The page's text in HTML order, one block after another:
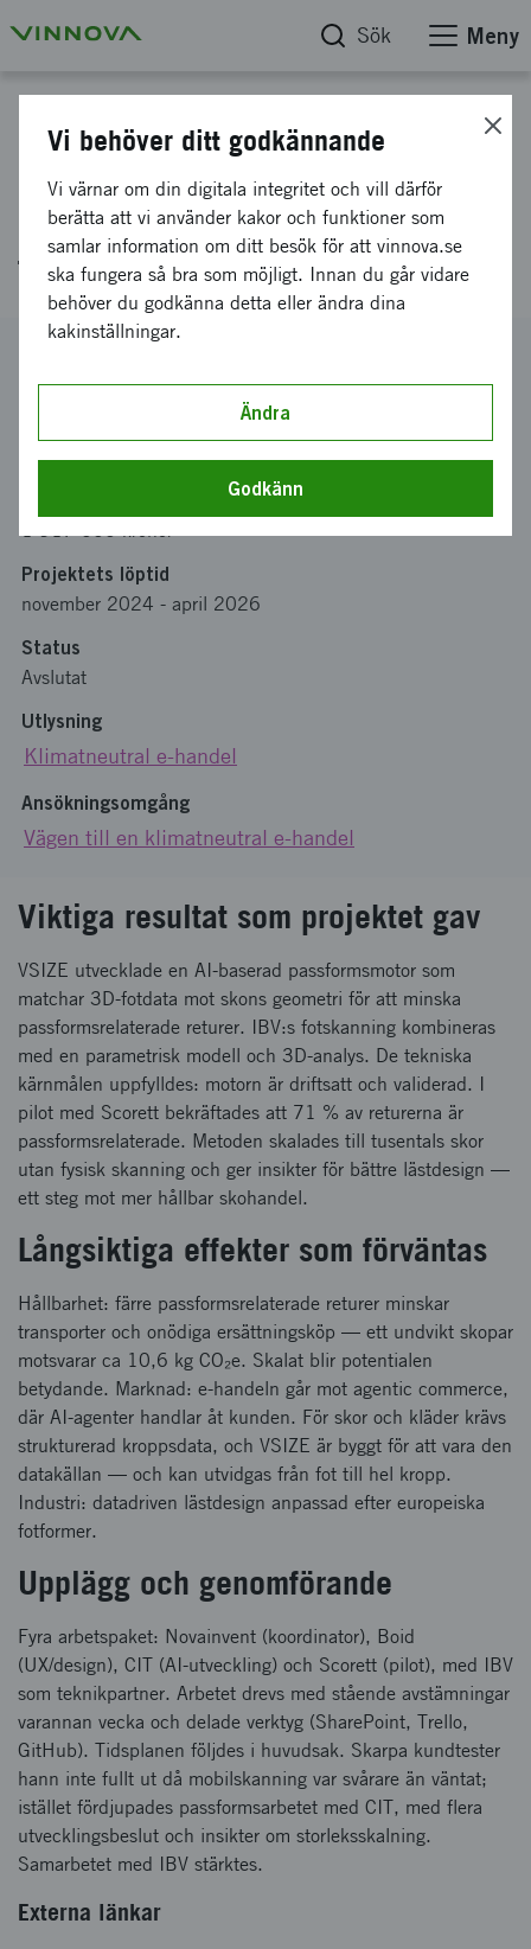
Sök Meny
Minska klimatavtrycken:
Hållbar e-handel med AI-
teknologi
2024-03463
Novainvent AB
1 917 000 kronor
Projektets löptid
november 2024 - april 2026
Status
Avslutat
Utlysning
Klimatneutral e-handel
Ansökningsomgång
Vägen till en klimatneutral e-handel
Viktiga resultat som projektet gav
VSIZE utvecklade en AI-baserad passformsmotor som
matchar 3D-fotdata mot skons geometri för att minska
passformsrelaterade returer. IBV:s fotskanning kombineras
med en parametrisk modell och 3D-analys. De tekniska
kärnmålen uppfylldes: motorn är driftsatt och validerad. I
pilot med Scorett bekräftades att 71 % av returerna är
passformsrelaterade. Metoden skalades till tusentals skor
utan fysisk skanning och ger insikter för bättre lästdesign —
ett steg mot mer hållbar skohandel.
Långsiktiga effekter som förväntas
Hållbarhet: färre passformsrelaterade returer minskar
transporter och onödiga ersättningsköp — ett undvikt skopar
motsvarar ca 10,6 kg CO₂e. Skalat blir potentialen
betydande. Marknad: e-handeln går mot agentic commerce,
där AI-agenter handlar åt kunden. För skor och kläder krävs
strukturerad kroppsdata, och VSIZE är byggt för att vara den
datakällan — och kan utvidgas från fot till hel kropp.
Industri: datadriven lästdesign anpassad efter europeiska
fotformer.
Upplägg och genomförande
Fyra arbetspaket: Novainvent (koordinator), Boid
(UX/design), CIT (AI-utveckling) och Scorett (pilot), med IBV
som teknikpartner. Arbetet drevs med stående avstämningar
varannan vecka och delade verktyg (SharePoint, Trello,
GitHub). Tidsplanen följdes i huvudsak. Skarpa kundtester
hann inte fullt ut då mobilskanning var svårare än väntat;
istället fördjupades passformsarbetet med CIT, med flera
utvecklingsbeslut och insikter om storleksskalning.
Samarbetet med IBV stärktes.
Externa länkar
Vi behöver ditt godkännande
Vi värnar om din digitala integritet och vill därför
berätta att vi använder kakor och funktioner som
samlar information om ditt besök för att vinnova.se
ska fungera så bra som möjligt. Innan du går vidare
behöver du godkänna detta eller ändra dina
kakinställningar.
Ändra
Godkänn